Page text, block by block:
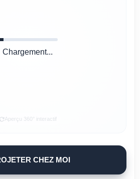
Chargement...
Aperçu 360° interactif
CHEZ MOI